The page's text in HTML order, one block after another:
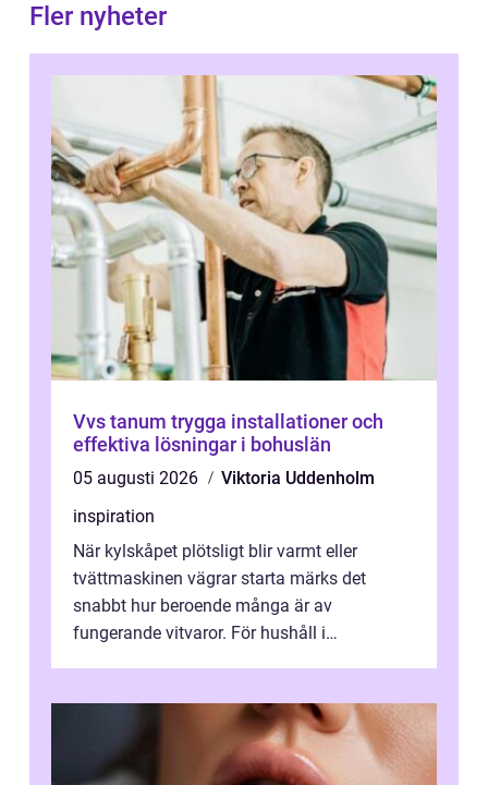
Fler nyheter
Vvs tanum trygga installationer och
effektiva lösningar i bohuslän
05 augusti 2026
Viktoria Uddenholm
inspiration
När kylskåpet plötsligt blir varmt eller
tvättmaskinen vägrar starta märks det
snabbt hur beroende många är av
fungerande vitvaror. För hushåll i